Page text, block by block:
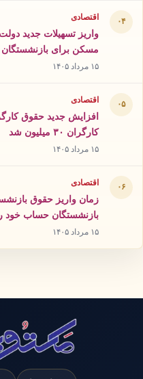
۰۴ اقتصادی
واریز تسهیلات جدید
مسکن برای بازنشستگان
۱۵ مرداد ۱۴۰۵
۰۵ اقتصادی
افزایش جدید حقوق
کارگران ۳۰ میلیون شد
۱۵ مرداد ۱۴۰۵
۰۶ اقتصادی
زمان واریز حقوق
بازنشستگان حساب خود
۱۵ مرداد ۱۴۰۵